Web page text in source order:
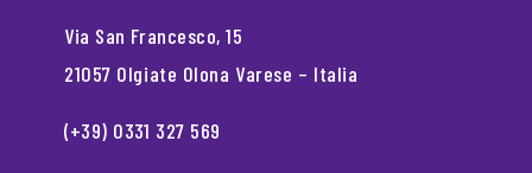
Via San Francesco, 15
21057 Olgiate Olona Varese – Italia
(+39) 0331 327 569